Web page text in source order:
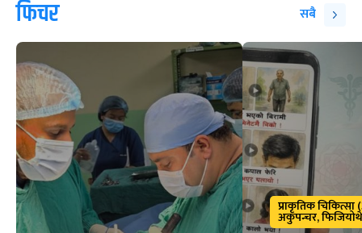
फिचर सबै
प्राकृतिक चिकित्सा
अकुपन्चर,